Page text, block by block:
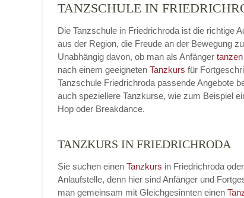
TANZSCHULE IN
Die Tanzschule in Friedrichroda ist die richtige
aus der Region, die Freude an der Bewegung
Unabhängig davon, ob man als Anfänger
nach einem geeigneten Tanzkurs für
Tanzschule Friedrichroda passende Angebote
auch speziellere Tanzkurse, wie zum Beispiel
Hop oder Breakdance.
TANZKURS IN FRIEDRICHRODA
Sie suchen einen Tanzkurs in Friedrichroda
Anlaufstelle, denn hier sind Anfänger und
man gemeinsam mit Gleichgesinnten einen